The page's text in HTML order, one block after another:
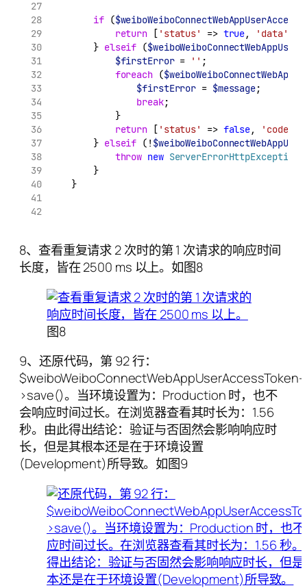
if (
return [ 'status' => true, 'data'
        }
elseif (
$firstError = '' ;
foreach (
$firstError = $message;
break;
            }
return [ 'status' => false, 'code'
        }
elseif (!
throw new ServerErrorHttpException
        }
    }
8、查看重复请求 2 次时的第 1 次请求的响应时间
长度，皆在 2500 ms 以上。如图8
图8
9、还原代码，第 92 行：
$weiboWeiboConnectWebAppUserAccessToken-
>save()。当环境设置为：Production 时，也不
会响应时间过长。在浏览器查看其时长为：1.56
秒。由此得出结论：验证与否固然会影响响应时
长，但是其根本还是在于环境设置
(Development)所导致。如图9